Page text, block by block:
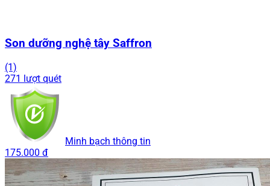
Son dưỡng nghệ tây Saffron
(1)
271 lượt quét
Minh bạch thông tin
175.000 đ